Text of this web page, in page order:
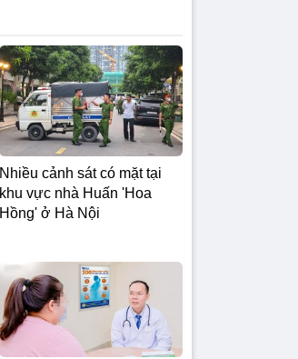
Nhiều cảnh sát có mặt tại
khu vực nhà Huấn 'Hoa
Hồng' ở Hà Nội